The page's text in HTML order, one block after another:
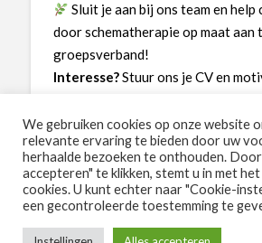
Sluit je aan bij ons team en
door schematherapie op maat aan
groepsverband!
Interesse?Stuur ons je CV en
ALGEMENE VOORWAARDEN
PRIVACY, REGELGEVING EN KLACHTEN
We gebruiken cookies op onze website
relevante ervaring te bieden door uw
herhaalde bezoeken te onthouden. Door
accepteren" te klikken, stemt u in met
cookies. U kunt echter naar "Cookie-
een gecontroleerde toestemming te